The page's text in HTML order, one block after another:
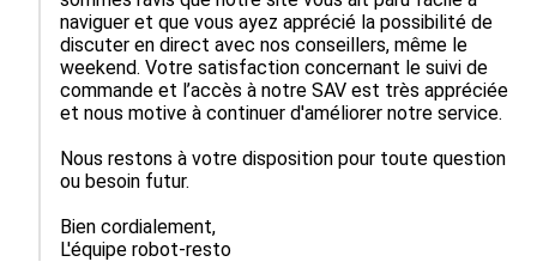
naviguer et que vous ayez apprécié la possibilité de
discuter en direct avec nos conseillers, même le
weekend. Votre satisfaction concernant le suivi de
commande et l’accès à notre SAV est très appréciée
et nous motive à continuer d'améliorer notre service.
Nous restons à votre disposition pour toute question
ou besoin futur.
Bien cordialement,
L'équipe robot-resto